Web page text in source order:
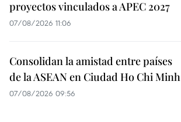
proyectos vinculados a APEC 2027
07/08/2026 11:06
Consolidan la amistad entre países
de la ASEAN en Ciudad Ho Chi Minh
07/08/2026 09:56